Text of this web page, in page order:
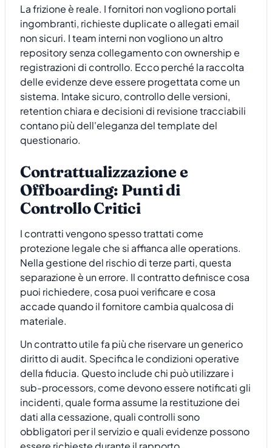
La frizione è reale. I fornitori non vogliono portali
ingombranti, richieste duplicate o allegati email
non sicuri. I team interni non vogliono un altro
repository senza collegamento con ownership e
registrazioni di controllo. Ecco perché la raccolta
delle evidenze deve essere progettata come un
sistema. Intake sicuro, controllo delle versioni,
retention chiara e decisioni di revisione tracciabili
contano più dell'eleganza del template del
questionario.
Contrattualizzazione e
Offboarding: Punti di
Controllo Critici
I contratti vengono spesso trattati come
protezione legale che si affianca alle operations.
Nella gestione del rischio di terze parti, questa
separazione è un errore. Il contratto definisce cosa
puoi richiedere, cosa puoi verificare e cosa
accade quando il fornitore cambia qualcosa di
materiale.
Un contratto utile fa più che riservare un generico
diritto di audit. Specifica le condizioni operative
della fiducia. Questo include chi può utilizzare i
sub-processors, come devono essere notificati gli
incidenti, quale forma assume la restituzione dei
dati alla cessazione, quali controlli sono
obbligatori per il servizio e quali evidenze possono